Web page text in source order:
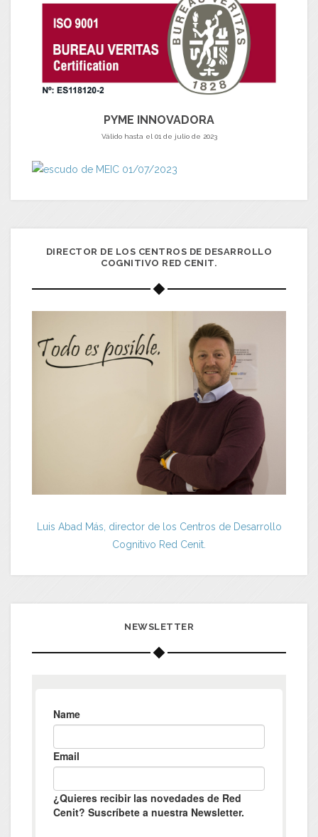
PYME INNOVADORA
Válido hasta el 01 de julio de 2023
DIRECTOR DE LOS CENTROS DE DESARROLLO
COGNITIVO RED CENIT.
Luis Abad Más, director de los Centros de Desarrollo
Cognitivo Red Cenit.
NEWSLETTER